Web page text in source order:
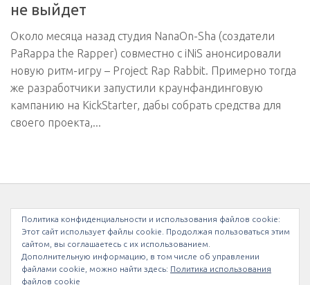
не выйдет
Около месяца назад студия NanaOn-Sha (создатели
PaRappa the Rapper) совместно с iNiS анонсировали
новую ритм-игру – Project Rap Rabbit. Примерно тогда
же разработчики запустили краунфандинговую
кампанию на KickStarter, дабы собрать средства для
своего проекта,...
МЫ В INSTAGRAM
Политика конфиденциальности и использования файлов сookie:
Этот сайт использует файлы cookie. Продолжая пользоваться этим
сайтом, вы соглашаетесь с их использованием.
Дополнительную информацию, в том числе об управлении
файлами cookie, можно найти здесь: Политика использования
файлов cookie